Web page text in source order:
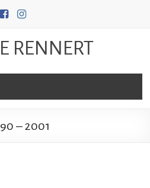
RENNERT
– 2001